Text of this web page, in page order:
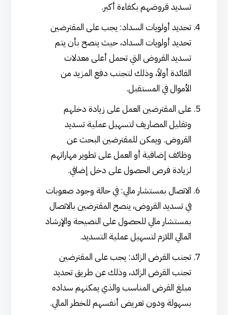
تسديد قروضهم بكفاءة أكبر.
تحديد أولويات السداد: يجب على المقترضين
تحديد أولويات السداد، حيث ينصح بأن يتم
تسديد القروض التي تحمل أعلى معدلات
الفائدة أولاً، وذلك لتجنب دفع المزيد من
الأموال في المستقبل.
على المقترضين العمل على زيادة دخلهم
وتقليل المصاريف لتسهيل عملية تسديد
القروض. ويمكن للمقترضين البحث عن
وظائف إضافية أو العمل على تطوير مهاراتهم
لزيادة فرص الحصول على دخل إضافي.
الاتصال بمستشار مالي: في حالة وجود صعوبات
في تسديد القروض، ينصح المقترضين بالاتصال
بمستشار مالي للحصول على النصيحة والإرشاد
المالي اللازم لتسهيل عملية التسديد.
تجنب القرض الزائد: يجب على المقترضين
تجنب القرض الزائد، وذلك عن طريق تحديد
مبلغ القرض المناسب والذي يمكنهم سداده
بسهولة ودون تعريض أنفسهم للخطر المالي.